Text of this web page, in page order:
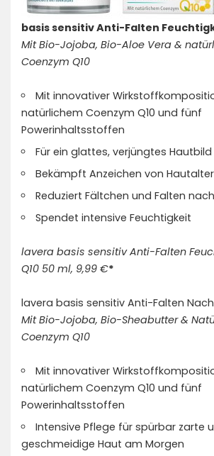
basis sensitiv Anti-Falten
Mit Bio-Jojoba, Bio-Aloe Vera &
Coenzym Q10
Mit innovativer
natürlichem Coenzym Q10 und fünf
Powerinhaltsstoffen
Für ein glattes, verjüngtes Hautbild
Bekämpft Anzeichen von
Reduziert Fältchen und Falten
Spendet intensive Feuchtigkeit
lavera basis sensitiv Anti-Falten
Q10 50 ml, 9,99 €*
lavera basis sensitiv Anti-Falten
Mit Bio-Jojoba, Bio-Sheabutter &
Coenzym Q10
Mit innovativer
natürlichem Coenzym Q10 und fünf
Powerinhaltsstoffen
Intensive Pflege für spürbar zarte
geschmeidige Haut am Morgen